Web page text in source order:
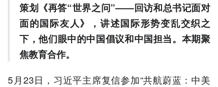
策划《再答“世界之问”——回访和总书记面对
面的国际友人》，讲述国际形势变乱交织之
下，他们眼中的中国倡议和中国担当。本期聚
焦教育合作。
5月23日，习近平主席复信参加“共航蔚蓝：中美